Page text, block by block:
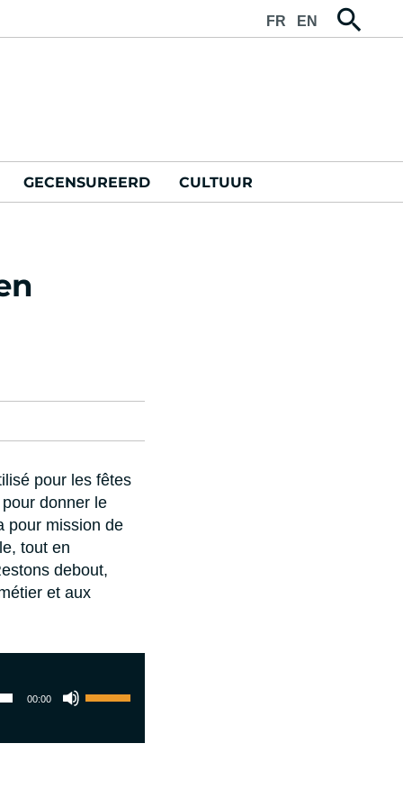
FR EN
GECENSUREERD CULTUUR
pour les fêtes
donner le
pour mission de
tout en
debout,
et aux
00:00
om